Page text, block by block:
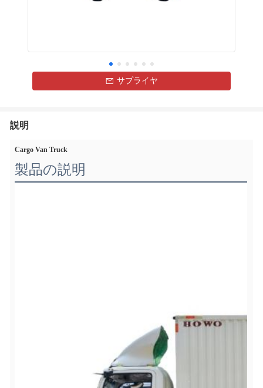
サプライヤ
説明
Cargo Van Truck
製品の説明